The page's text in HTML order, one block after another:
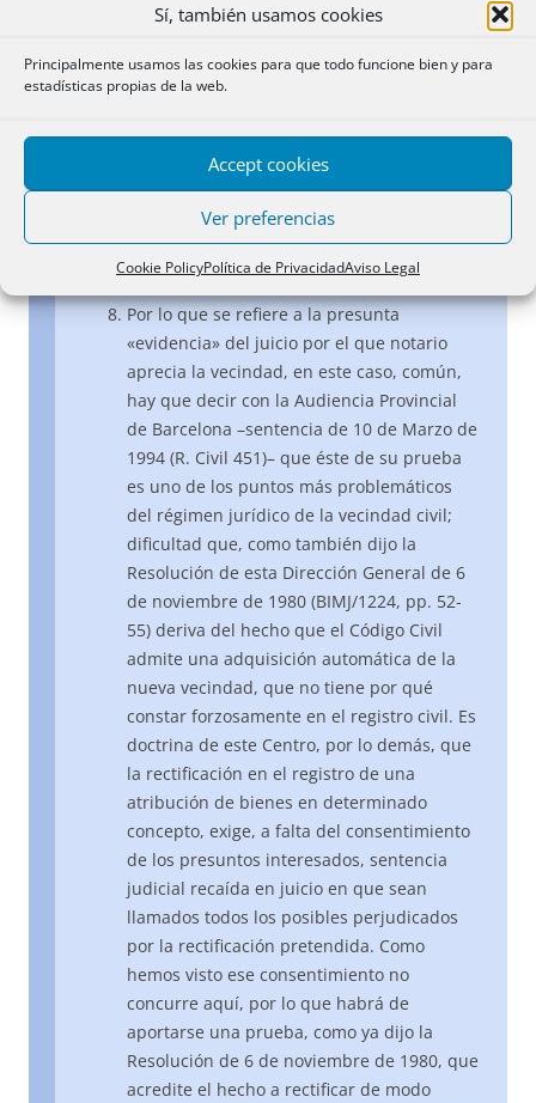
Sí, también usamos cookies
Principalmente usamos las cookies para que todo funcione bien y para
estadísticas propias de la web.
Accept cookies
Ver preferencias
Cookie PolicyPolítica de PrivacidadAviso Legal
en el período de vigencia); lo que fuerza a
los notarios –y de faltar es defecto
apreciable por los funcionarios encargados
notoriedad pretendida- a notificar la
iniciación del acta por cédula o edictos a fin
perjudicados lo que estimen oportuno en
defensa de sus derechos (artículo 209.3 del
Por lo que se refiere a la presunta
«evidencia» del juicio por el que notario
aprecia la vecindad, en este caso, común,
hay que decir con la Audiencia Provincial
de Barcelona –sentencia de 10 de Marzo de
1994 (R. Civil 451)– que éste de su prueba
es uno de los puntos más problemáticos
del régimen jurídico de la vecindad civil;
dificultad que, como también dijo la
Resolución de esta Dirección General de 6
de noviembre de 1980 (BIMJ/1224, pp. 52-
55) deriva del hecho que el Código Civil
admite una adquisición automática de la
nueva vecindad, que no tiene por qué
constar forzosamente en el registro civil. Es
doctrina de este Centro, por lo demás, que
la rectificación en el registro de una
atribución de bienes en determinado
concepto, exige, a falta del consentimiento
de los presuntos interesados, sentencia
judicial recaída en juicio en que sean
llamados todos los posibles perjudicados
por la rectificación pretendida. Como
hemos visto ese consentimiento no
concurre aquí, por lo que habrá de
aportarse una prueba, como ya dijo la
Resolución de 6 de noviembre de 1980, que
acredite el hecho a rectificar de modo